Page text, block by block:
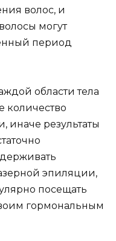
волос, и
могут
период
области тела
количество
иначе результаты
эпиляции,
посещать
гормональным